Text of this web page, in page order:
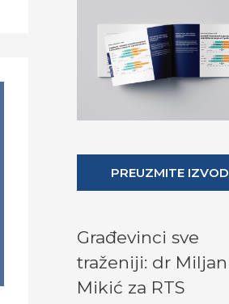
PREUZMITE IZVOD
Građevinci sve
traženiji: dr Miljan
Mikić za RTS